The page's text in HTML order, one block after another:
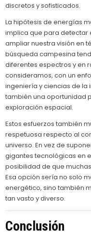
discretos y sofisticados.
La hipótesis de energías
implica que para detectar
ampliar nuestra visión en
búsqueda campesina
diferentes espectros y en
consideramos, con un
ingeniería y ciencias de la
también una oportunidad
exploración espacial.
Estos esfuerzos también
respetuosa respecto al
universo. En vez de
gigantes tecnológicas en
posibilidad de que
Esa opción sería no solo
energético, sino también
tan vasto y diverso.
Conclusión